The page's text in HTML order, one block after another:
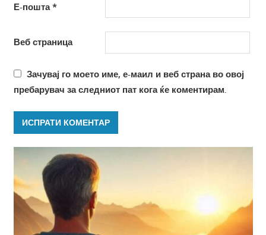
Е-пошта*
Веб страница
Зачувај го моето име, е-маил и веб страна во овој
пребарувач за следниот пат кога ќе коментирам.